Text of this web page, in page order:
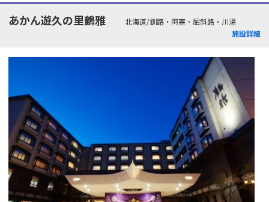
あかん遊久の里鶴雅
北海道/釧路・阿寒・屈斜路・川湯
施設詳細